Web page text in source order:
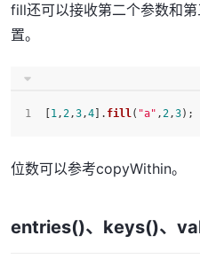
fill还可以接收第二个参数和
置。
1,2,3,4 ]. fill( "a" ,2,3);
位数可以参考copyWithin。
entries()、keys()、